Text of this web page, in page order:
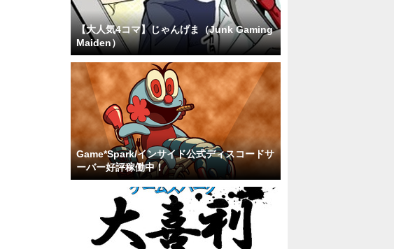
【大人気4コマ】じゃんげま（Junk Gaming
Maiden）
Game*Spark/インサイド公式ディスコードサ
ーバー好評稼働中！